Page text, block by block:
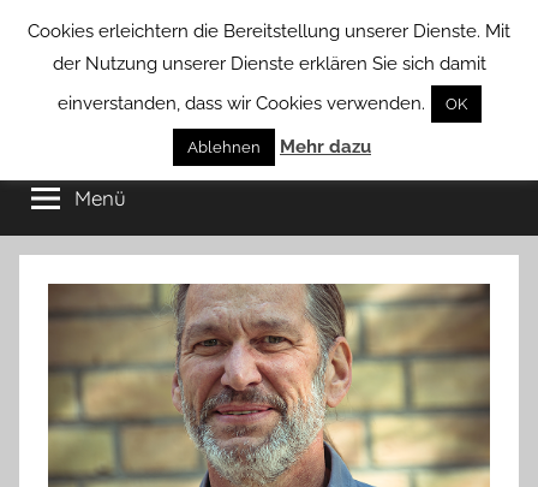
Borstel
von
Groß
Borstel
Menü
Cookies erleichtern die Bereitstellung unserer Dienste. Mit
der Nutzung unserer Dienste erklären Sie sich damit
einverstanden, dass wir Cookies verwenden.
OK
Ablehnen Mehr dazu